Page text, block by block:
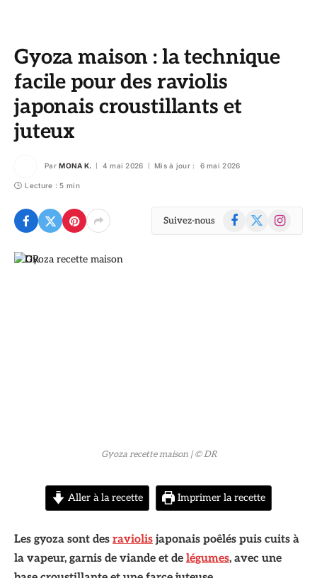
Gyoza maison : la technique
facile pour des raviolis
japonais croustillants et
juteux
Par MONA K. 4 mai 2026 Mis à jour : 6 mai 2026
Lecture : 5 min
Suivez-nous Facebook
X
Instagram
© DR
Gyoza recette maison | © DR
Aller à la recette Imprimer la recette
Les gyoza sont des raviolis japonais poêlés puis cuits à
la vapeur, garnis de viande et de légumes, avec une